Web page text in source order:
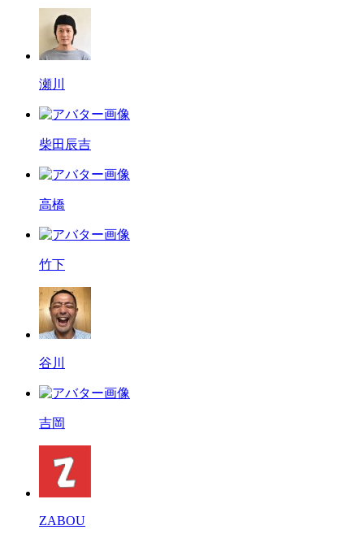
瀬川
柴田辰吉
高橋
竹下
谷川
吉岡
ZABOU